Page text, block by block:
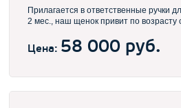
Прилагается в ответственные ручки длинношерстный мальчик,
2 мес., наш щенок привит по возрасту
возможна доставка в Москву и в любую точку мира за счёт
покупателя. Невероятно красивый
одетые ушки. С удовольствием
Цена: 58 000 руб.